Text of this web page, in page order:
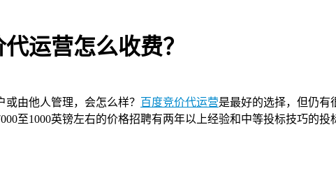
运营怎么收费？
由他人管理，会怎么样？ 百度竞价代运营是最好的选择，但仍有
至1000英镑左右的价格招聘有两年以上经验和中等投标技巧的